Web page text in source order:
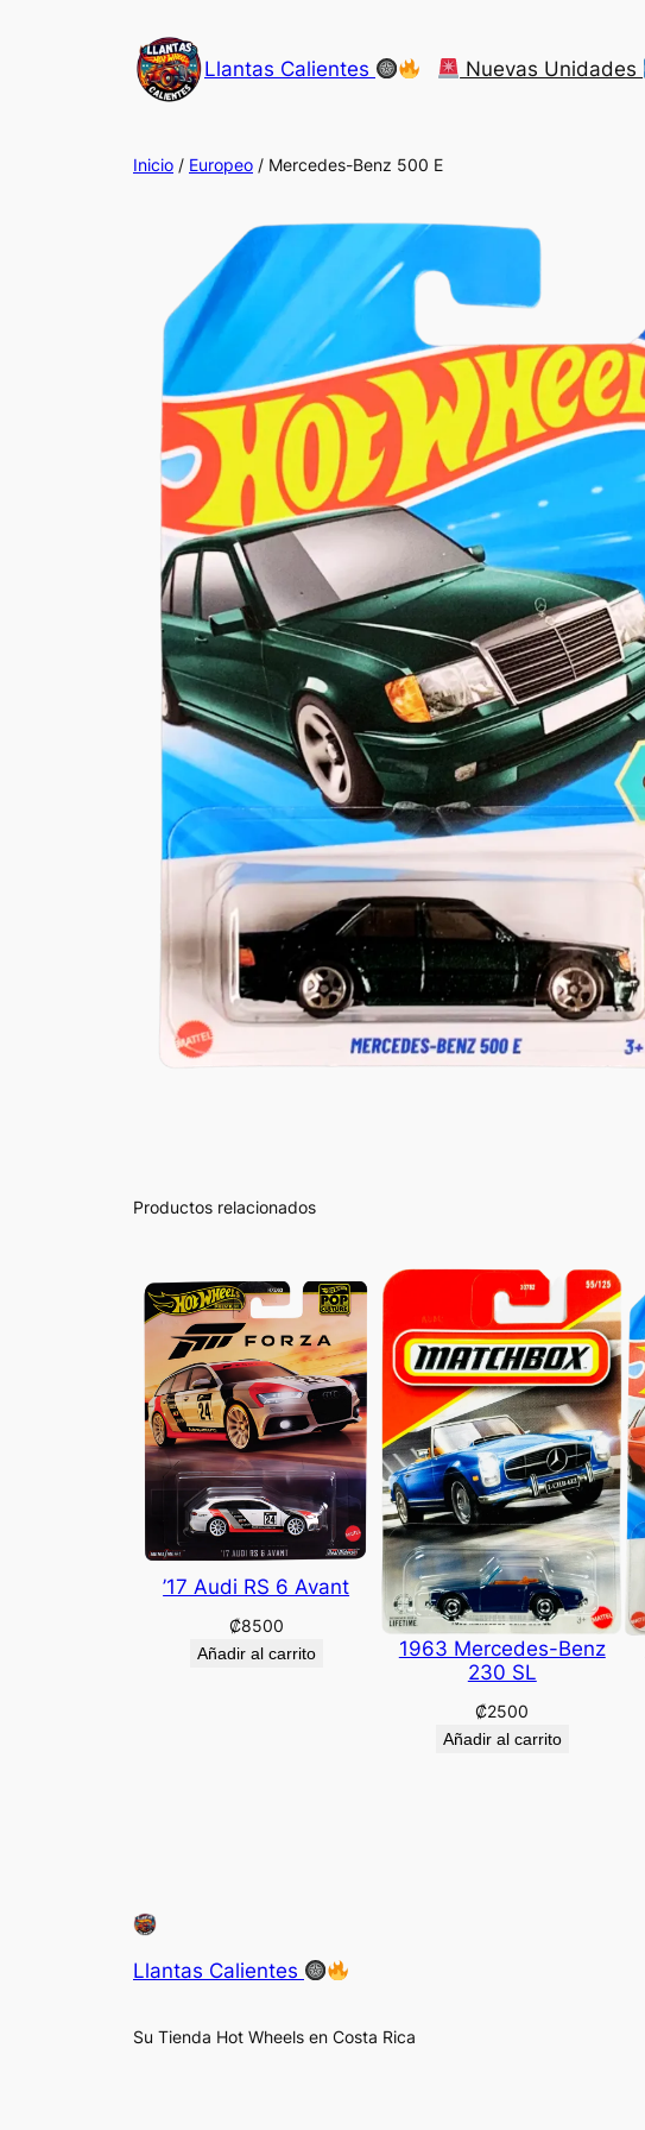
Llantas Calientes Nuevas Unidades
Inicio / Europeo / Mercedes-Benz 500 E
Productos relacionados
’17 Audi RS 6 Avant
₡8500
Añadir al carrito
1963 Mercedes-Benz
230 SL
₡2500
Añadir al carrito
Llantas Calientes
Su Tienda Hot Wheels en Costa Rica